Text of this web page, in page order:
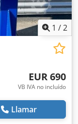
1 /2
EUR 690
VB IVA no incluído
Llamar